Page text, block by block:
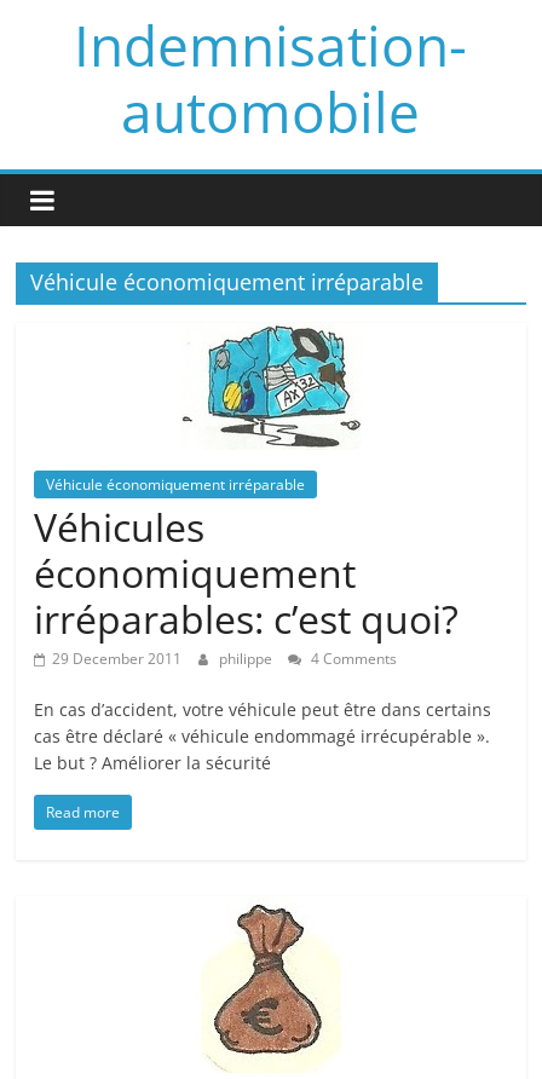
Indemnisation-
automobile
Véhicule économiquement irréparable
Véhicule économiquement irréparable
Véhicules
économiquement
irréparables: c’est quoi?
29 December 2011 philippe 4 Comments
En cas d’accident, votre véhicule peut être dans certains
cas être déclaré « véhicule endommagé irrécupérable ».
Le but ? Améliorer la sécurité
Read more